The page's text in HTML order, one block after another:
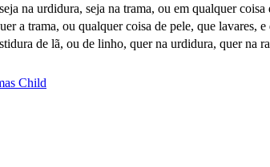
na urdidura, seja na trama, ou em qualquer
a trama, ou qualquer coisa de pele, que lavares,
de lã, ou de linho, quer na urdidura, quer na